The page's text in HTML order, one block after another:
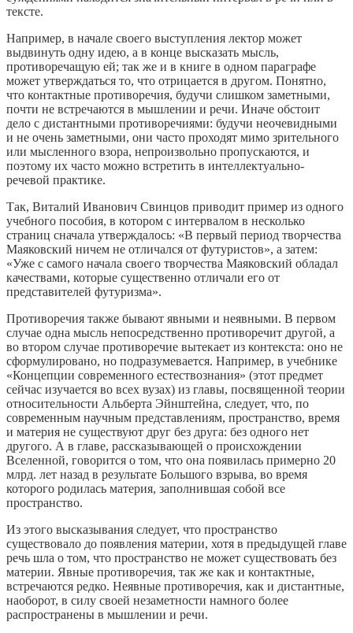
тексте.
Например, в начале своего выступления лектор может
выдвинуть одну идею, а в конце высказать мысль,
противоречащую ей; так же и в книге в одном параграфе
может утверждаться то, что отрицается в другом. Понятно,
что контактные противоречия, будучи слишком заметными,
почти не встречаются в мышлении и речи. Иначе обстоит
дело с дистантными противоречиями: будучи неочевидными
и не очень заметными, они часто проходят мимо зрительного
или мысленного взора, непроизвольно пропускаются, и
поэтому их часто можно встретить в интеллектуально-
речевой практике.
Так, Bитaлий Ивaнoвич Свинцов приводит пример из одного
учебного пособия, в котором с интервалом в несколько
страниц сначала утверждалось: «В первый период творчества
Маяковский ничем не отличался от футуристов», а затем:
«Уже с самого начала своего творчества Маяковский обладал
качествами, которые существенно отличали его от
представителей футуризма».
Противоречия также бывают явными и неявными. В первом
случае одна мысль непосредственно противоречит другой, а
во втором случае противоречие вытекает из контекста: оно не
сформулировано, но подразумевается. Например, в учебнике
«Концепции современного естествознания» (этот предмет
сейчас изучается во всех вузах) из главы, посвященной теории
относительности Aльбeрта Эйнштейна, следует, что, по
современным научным представлениям, пространство, время
и материя не существуют друг без друга: без одного нет
другого. А в главе, рассказывающей о происхождении
Вселенной, говорится о том, что она появилась примерно 20
млрд. лет назад в результате Большого взрыва, во время
которого родилась материя, заполнившая собой все
пространство.
Из этого высказывания следует, что пространство
существовало до появления материи, хотя в предыдущей главе
речь шла о том, что пространство не может существовать без
материи. Явные противоречия, так же как и контактные,
встречаются редко. Неявные противоречия, как и дистантные,
наоборот, в силу своей незаметности намного более
распространены в мышлении и речи.